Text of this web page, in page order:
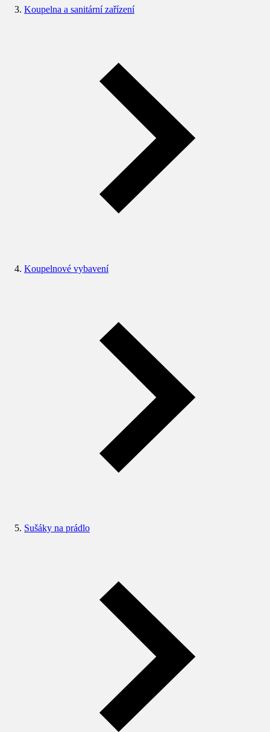
Koupelna a sanitární zařízení
Koupelnové vybavení
Sušáky na prádlo